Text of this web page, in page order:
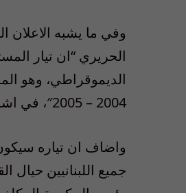
وفي ما يشبه الاعلان
الحريري “ان تيار
2004 – 2005″، في اشارة الى الفترة التي كان فيها رفيق الحريري خارج السلطة.
واضاف ان تياره
جميع اللبنانيين حيال